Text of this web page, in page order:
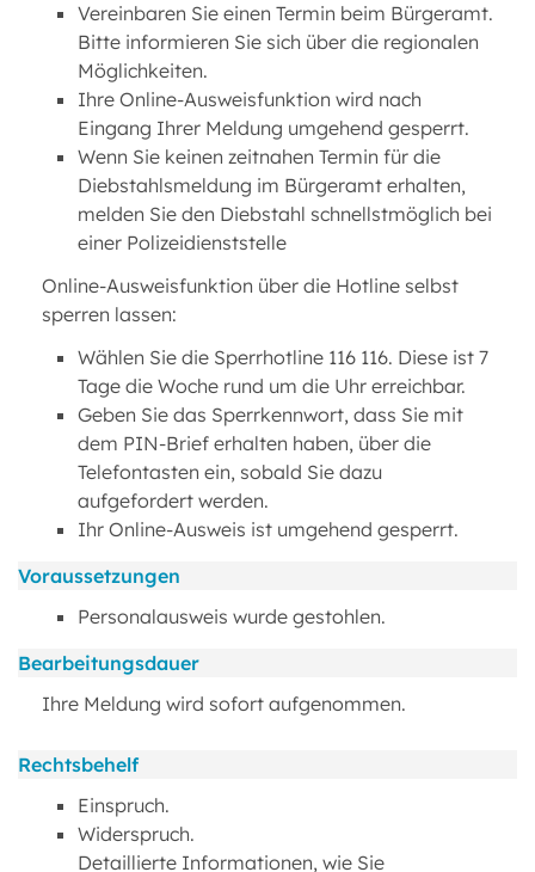
Vereinbaren Sie einen Termin beim Bürgeramt.
Bitte informieren Sie sich über die regionalen
Möglichkeiten.
Ihre Online-Ausweisfunktion wird nach
Eingang Ihrer Meldung umgehend gesperrt.
Wenn Sie keinen zeitnahen Termin für die
Diebstahls­meldung im Bürgeramt erhalten,
melden Sie den Diebstahl schnellstmöglich bei
einer Polizeidienststelle
Online-Ausweisfunktion über die Hotline selbst
sperren lassen:
Wählen Sie die Sperrhotline 116 116. Diese ist 7
Tage die Woche rund um die Uhr erreichbar.
Geben Sie das Sperrkennwort, dass Sie mit
dem PIN-Brief erhalten haben, über die
Telefontasten ein, sobald Sie dazu
aufgefordert werden.
Ihr Online-Ausweis ist umgehend gesperrt.
Voraussetzungen
Personalausweis wurde gestohlen.
Bearbeitungsdauer
Ihre Meldung wird sofort aufgenommen.
Rechtsbehelf
Einspruch.
Widerspruch.
Detaillierte Informationen, wie Sie